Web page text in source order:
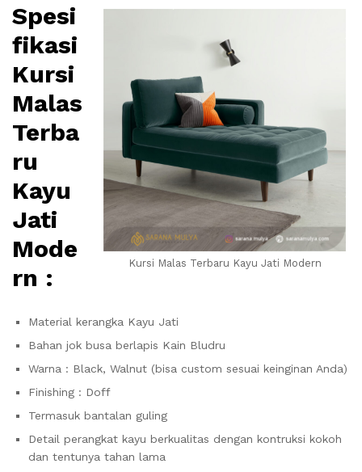
Kursi Malas Terbaru Kayu Jati Modern
Spesi
fikasi
Kursi
Malas
Terba
ru
Kayu
Jati
Mode
rn :
Material kerangka Kayu Jati
Bahan jok busa berlapis Kain Bludru
Warna : Black, Walnut (bisa custom sesuai keinginan Anda)
Finishing : Doff
Termasuk bantalan guling
Detail perangkat kayu berkualitas dengan kontruksi kokoh
dan tentunya tahan lama